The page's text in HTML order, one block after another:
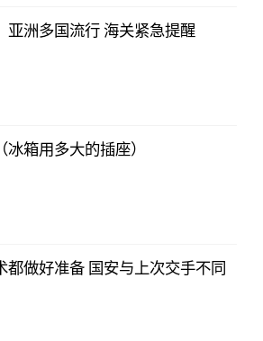
亚洲多国流行 海关紧急提醒
箱用多大的插座）
都做好准备 国安与上次交手不同